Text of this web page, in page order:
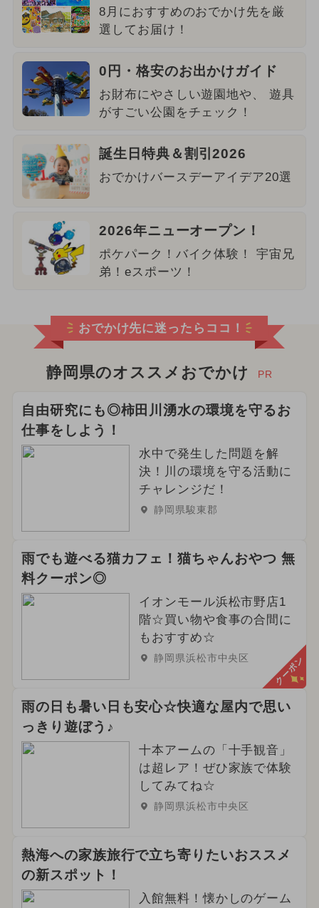
8月におすすめのおでかけ先を厳
選してお届け！
0円・格安のお出かけガイド
お財布にやさしい遊園地や、 遊具
がすごい公園をチェック！
誕生日特典＆割引2026
おでかけバースデーアイデア20選
2026年ニューオープン！
ポケパーク！バイク体験！ 宇宙兄
弟！eスポーツ！
おでかけ先に迷ったらココ！
静岡県のオススメおでかけ PR
自由研究にも◎柿田川湧水の環境を守るお
仕事をしよう！
水中で発生した問題を解
決！川の環境を守る活動に
チャレンジだ！
静岡県駿東郡
雨でも遊べる猫カフェ！猫ちゃんおやつ 無
料クーポン◎
イオンモール浜松市野店1
階☆買い物や食事の合間に
もおすすめ☆
静岡県浜松市中央区 クーポン
雨の日も暑い日も安心☆快適な屋内で思い
っきり遊ぼう♪
十本アームの「十手観音」
は超レア！ぜひ家族で体験
してみてね☆
静岡県浜松市中央区
熱海への家族旅行で立ち寄りたいおススメ
の新スポット！
入館無料！懐かしのゲーム